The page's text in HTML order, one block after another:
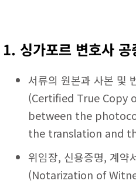
1. 싱가포르 변호사 공
서류의 원본과 사본 및
(Certified True Copy
between the
the translation and
위임장, 신용증명, 계약
(Notarization of